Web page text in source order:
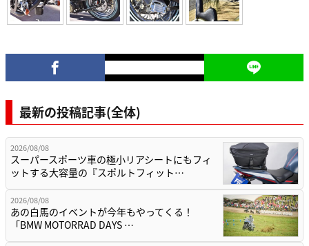
最新の投稿記事(全体)
2026/08/08
スーパースポーツ車の極小リアシートにもフィ
ットする大容量の『スポルトフィット…
2026/08/08
あの白馬のイベントが今年もやってくる！
「BMW MOTORRAD DAYS …